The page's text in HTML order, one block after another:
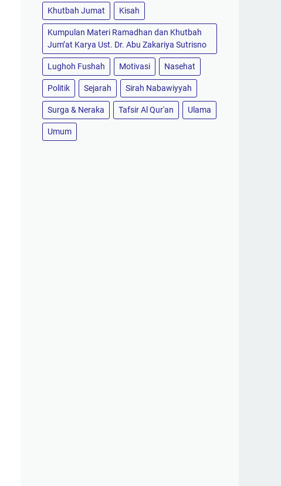
Khutbah Jumat Kisah
Kumpulan Materi Ramadhan dan Khutbah
Jum’at Karya Ust. Dr. Abu Zakariya Sutrisno
Lughoh Fushah Motivasi Nasehat
Politik Sejarah Sirah Nabawiyyah
Surga & Neraka Tafsir Al Qur'an Ulama
Umum